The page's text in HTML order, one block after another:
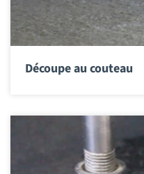
Découpe au couteau